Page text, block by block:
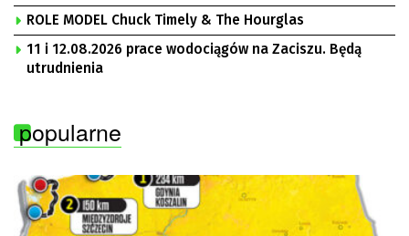
ROLE MODEL Chuck Timely & The Hourglas
11 i 12.08.2026 prace wodociągów na Zaciszu. Będą
utrudnienia
popularne